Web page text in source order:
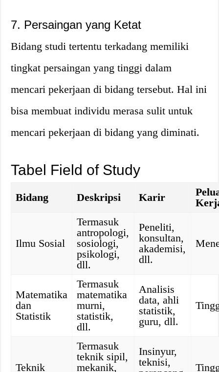
7. Persaingan yang Ketat
Bidang studi tertentu terkadang memiliki
tingkat persaingan yang tinggi dalam
mencari pekerjaan di bidang tersebut. Hal ini
bisa membuat individu merasa sulit untuk
mencari pekerjaan di bidang yang diminati.
Tabel Field of Study
Bidang Deskripsi Karir
Ilmu Sosial
Termasuk
antropologi,
sosiologi,
psikologi,
dll.
Peneliti,
konsultan,
akademisi,
dll.
Matematika
dan
Statistik
Termasuk
matematika
murni,
statistik,
dll.
Analisis
data, ahli
statistik,
guru, dll.
Teknik
Termasuk
teknik sipil,
mekanik,
Insinyur,
teknisi,